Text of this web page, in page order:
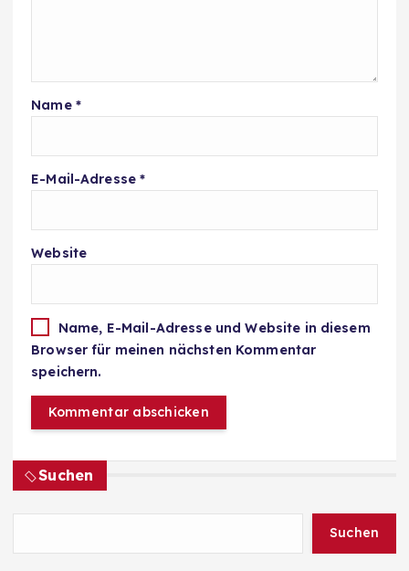
Name *
E-Mail-Adresse*
Website
Name, E-Mail-Adresse und Website in diesem
Browser für meinen nächsten Kommentar
speichern.
Suchen
Suchen